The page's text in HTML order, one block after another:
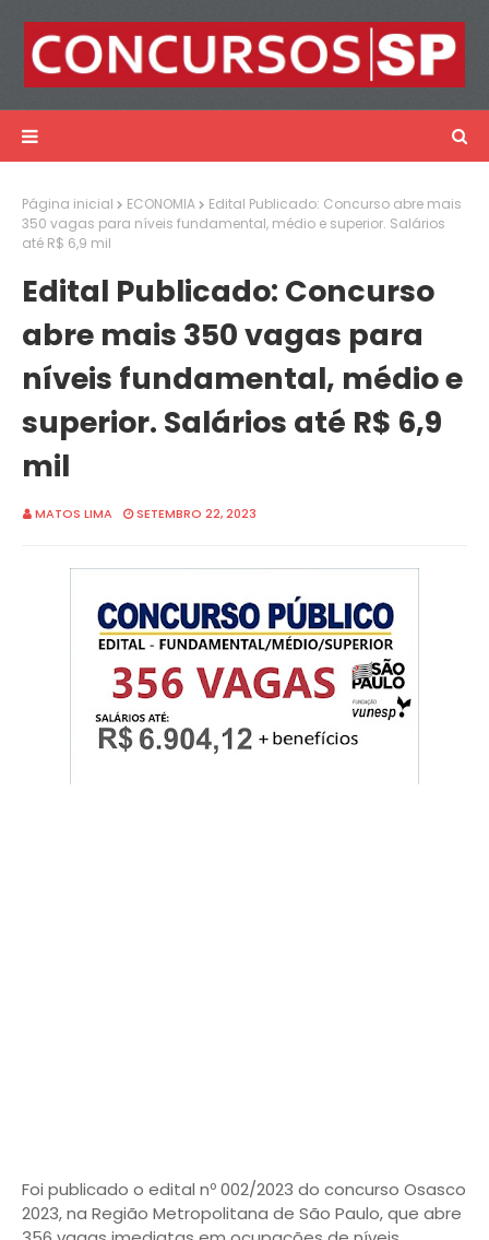
Página inicial ECONOMIA
Edital Publicado: Concurso abre mais
350 vagas para níveis fundamental, médio e superior. Salários
até R$ 6,9 mil
Edital Publicado: Concurso
abre mais 350 vagas para
níveis fundamental, médio e
superior. Salários até R$ 6,9
mil
MATOS LIMA SETEMBRO 22, 2023
Foi publicado o edital nº 002/2023 do concurso Osasco
2023, na Região Metropolitana de São Paulo, que abre